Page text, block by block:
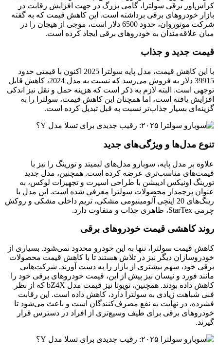
کراس‌اور برقی سولترا، گامی بزرگ در جهت افزایش رقابت در
بازار خودروهای برقی برداشته است. این کاهش قیمت که به گفته
شرکت موتوروان، حدود 6500 دلار است، موجی از هیجان را در
میان علاقه‌مندان به خودروهای برقی ایجاد کرده است.
قیمت جدید و جذاب
با این کاهش قیمت، مدل پایه سولترا 2025 اکنون با قیمتی حدود
39915 دلار به فروش می‌رسد که نسبت به مدل 2024، کاهش قابل
توجهی است. البته لازم به ذکر است که هزینه حمل و نقل نیز اندکی
افزایش یافته است، اما همچنان این کاهش قیمت، سولترا را به
گزینه‌ای بسیار جذاب‌تر نسبت به قبل تبدیل کرده است.
تنوع مدل‌ها و ویژگی‌های جدید
علاوه بر مدل پایه، سوبارو مدل‌های لیمیتد و تورینگ را نیز با
قیمت‌های مناسب‌تری عرضه کرده است. همچنین، مدل جدید
تورینگ اونیکس ادییشن با طراحی اسپرت و تجهیزات لوکس، به
عنوان پرچمدار محصولات سولترا معرفی شده است. این مدل با
رینگ‌های 20 اینچی آلومینیومی مشکی، تریم داخلی مشکی و روکش
چرمی StarTex، ظاهری جذاب و متفاوت دارد.
روند کاهشی قیمت خودروهای برقی
کاهش قیمت سولترا، تنها به این خودرو محدود نمی‌شود. بسیاری از
خودروسازان دیگر نیز در تلاش هستند تا با کاهش قیمت محصولات
برقی خود، سهم بیشتری از بازار را به دست آورند. شرکت‌هایی
مانند فورد و نیسان نیز پیش از این، قیمت خودروهای برقی خود را
کاهش داده بودند. همچنین، تویوتا نیز قیمت مدل bZ4X که از نظر
فنی شباهت زیادی به سولترا دارد، کاهش داده است. این رقابت
فشرده، در نهایت به نفع مصرف‌کنندگان است و باعث می‌شود تا
خودروهای برقی برای طیف وسیع‌تری از افراد در دسترس قرار
گیرند.